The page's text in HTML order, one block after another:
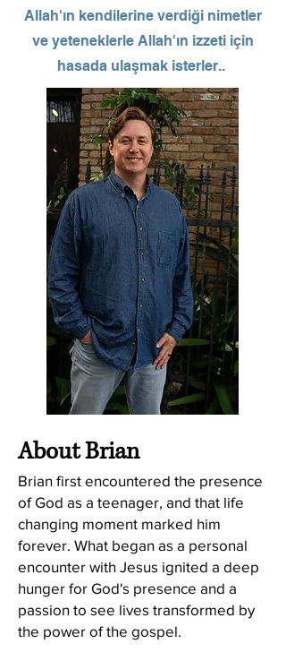
Allah'ın kendilerine verdiği nimetler
ve yeteneklerle Allah'ın izzeti için
hasada ulaşmak isterler..
About Brian
Brian first encountered the presence
of God as a teenager, and that life
changing moment marked him
forever. What began as a personal
encounter with Jesus ignited a deep
hunger for God's presence and a
passion to see lives transformed by
the power of the gospel.